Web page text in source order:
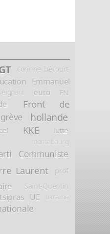
corinne bécourt
Emmanuel
euro FN
Front de
grève hollande
KKE lutte
montebourg
Communiste
Laurent prof
Saint-Quentin
tsipras UE ukraine